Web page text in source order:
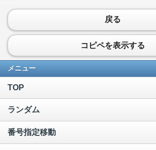
戻る
コピペを表示する
メニュー
TOP
ランダム
番号指定移動